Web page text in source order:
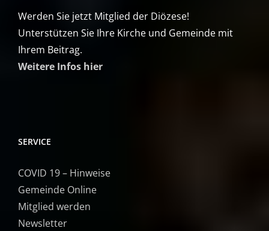
Werden Sie jetzt Mitglied der Diözese!
Unterstützen Sie Ihre Kirche und Gemeinde mit
Ihrem Beitrag.
Weitere Infos hier
SERVICE
COVID 19 – Hinweise
Gemeinde Online
Mitglied werden
Newsletter